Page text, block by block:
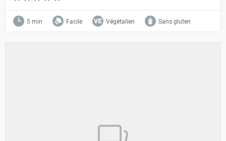
A star rating of 0 out of 5.
5 min Facile Végétalien Sans gluten